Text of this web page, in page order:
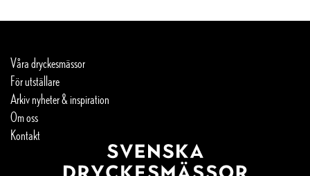
Våra dryckesmässor
För utställare
Arkiv nyheter & inspiration
Om oss
Kontakt